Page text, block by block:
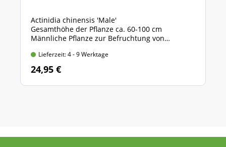
Actinidia chinensis 'Male'
Gesamthöhe der Pflanze ca. 60-100 cm
Männliche Pflanze zur Befruchtung von
Lieferzeit: 4 - 9 Werktage
24,95 €